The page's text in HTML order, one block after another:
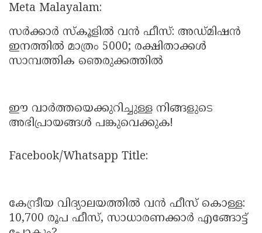
Meta Malayalam:
സർക്കാർ സ്കൂളിൽ വൻ ഫീസ്: അഡ്മിഷൻ
ഇനത്തിൽ മാത്രം 5000; രക്ഷിതാക്കൾ
സാമ്പത്തിക ഞെരുക്കത്തിൽ
ഈ വാർത്തയെക്കുറിച്ചുള്ള നിങ്ങളുടെ
അഭിപ്രായങ്ങൾ പങ്കുവെക്കുക!
Facebook/Whatsapp Title:
കേന്ദ്രീയ വിദ്യാലയത്തിൽ വൻ ഫീസ് കൊള്ള:
10,700 രൂപ ഫീസ്, സാധാരണക്കാർ എങ്ങോട്ട്